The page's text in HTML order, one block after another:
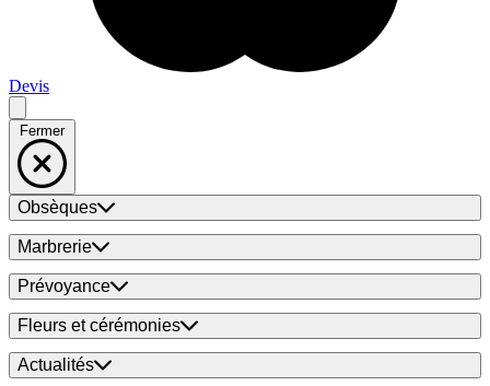
Devis
Fermer
Obsèques
Marbrerie
Prévoyance
Fleurs et cérémonies
Actualités